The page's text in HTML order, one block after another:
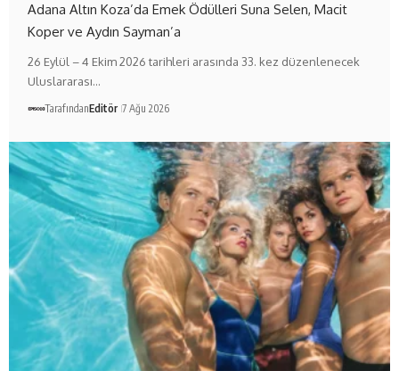
Adana Altın Koza’da Emek Ödülleri Suna Selen, Macit
Koper ve Aydın Sayman’a
26 Eylül – 4 Ekim 2026 tarihleri arasında 33. kez düzenlenecek
Uluslararası…
TarafındanEditör 7 Ağu 2026